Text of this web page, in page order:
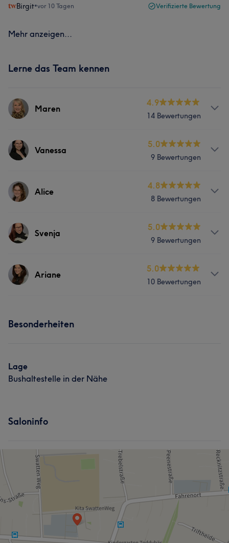
Birgit•vor 10 Tagen Verifizierte Bewertung
Mehr anzeigen...
Lerne das Team kennen
Maren
4.9
14 Bewertungen
Services
Vanessa
5.0
9 Bewertungen
Services
Alice
4.8
8 Bewertungen
Services
Svenja
5.0
9 Bewertungen
Services
Ariane
5.0
10 Bewertungen
Besonderheiten
Lage
Bushaltestelle in der Nähe
Saloninfo